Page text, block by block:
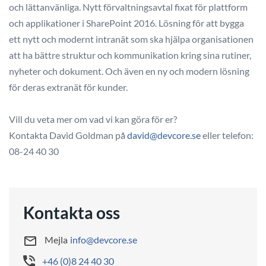
och lättanvänliga. Nytt förvaltningsavtal fixat för plattform
och applikationer i SharePoint 2016. Lösning för att bygga
ett nytt och modernt intranät som ska hjälpa organisationen
att ha bättre struktur och kommunikation kring sina rutiner,
nyheter och dokument. Och även en ny och modern lösning
för deras extranät för kunder.
Vill du veta mer om vad vi kan göra för er?
Kontakta David Goldman på david@devcore.seeller telefon:
08-24 40 30
Kontakta oss
Mejla info@devcore.se
+46 (0)8 24 40 30